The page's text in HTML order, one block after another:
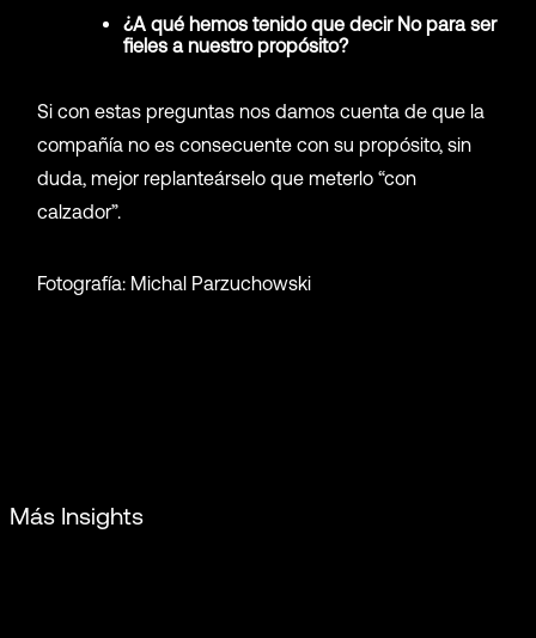
¿A qué hemos tenido que decir No para ser
fieles a nuestro propósito?
Si con estas preguntas nos damos cuenta de que la
compañía no es consecuente con su propósito, sin
duda, mejor replanteárselo que meterlo “con
calzador”.
Fotografía: Michal Parzuchowski
Más Insights